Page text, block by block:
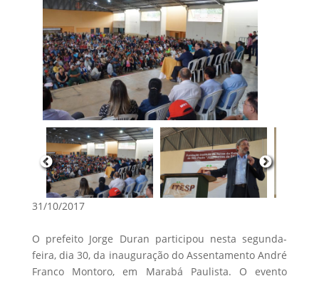
31/10/2017
O prefeito Jorge Duran participou nesta segunda-
feira, dia 30, da inauguração do Assentamento André
Franco Montoro, em Marabá Paulista. O evento